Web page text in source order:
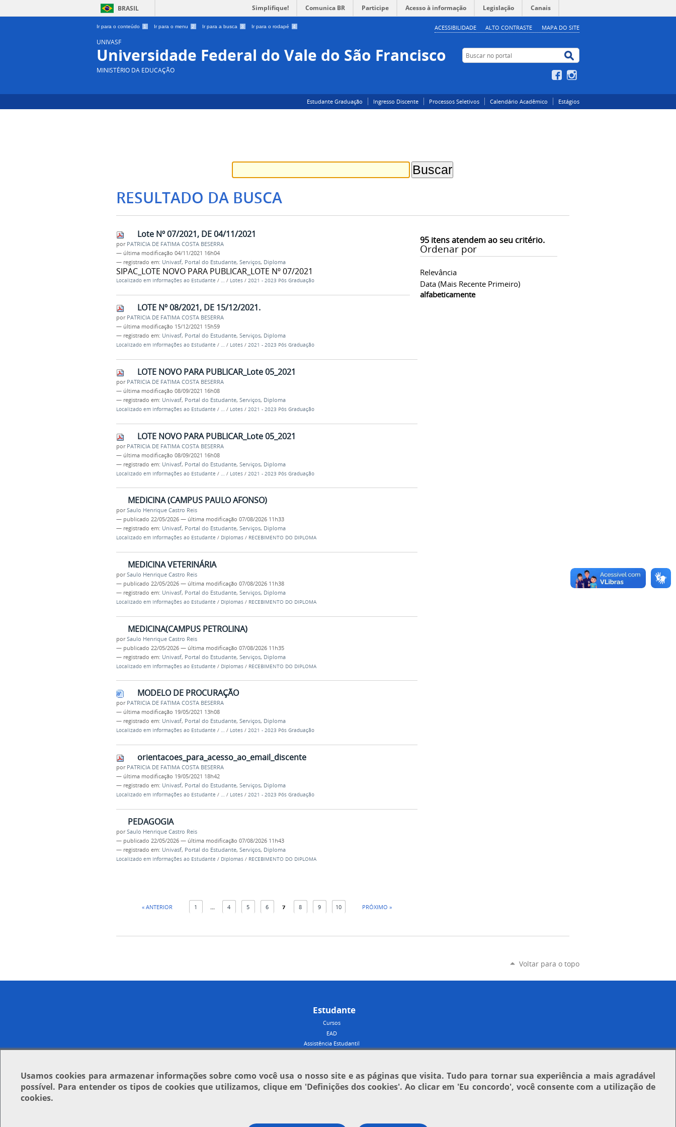
BRASIL Simplifique! Comunica BR Participe Acesso à informação Legislação Canais
Ir para o conteúdo 1 Ir para o menu 2 Ir para a busca 3 Ir para o rodapé 4 ACESSIBILIDADE ALTO CONTRASTE MAPA DO SITE
UNIVASF
Universidade Federal do Vale do São Francisco
MINISTÉRIO DA EDUCAÇÃO
Buscar no portal
Facebook
Estudante Graduação Ingresso Discente Processos Seletivos Calendário Acadêmico Estágios
RESULTADO DA BUSCA
95itens atendem ao seu critério.
Ordenar por
Relevância
Data (mais Recente Primeiro)
alfabeticamente
Lote Nº 07/2021, DE 04/11/2021
por PATRICIA DE FATIMA COSTA BESERRA
— última modificação 04/11/2021 16h04
— registrado em: Univasf, Portal do Estudante, Serviços, Diploma
SIPAC_LOTE NOVO PARA PUBLICAR_LOTE Nº 07/2021
Localizado em Informações ao Estudante / … / Lotes / 2021 - 2023 Pós Graduação
LOTE Nº 08/2021, DE 15/12/2021.
por PATRICIA DE FATIMA COSTA BESERRA
— última modificação 15/12/2021 15h59
— registrado em: Univasf, Portal do Estudante, Serviços, Diploma
Localizado em Informações ao Estudante / … / Lotes / 2021 - 2023 Pós Graduação
LOTE NOVO PARA PUBLICAR_Lote 05_2021
por PATRICIA DE FATIMA COSTA BESERRA
— última modificação 08/09/2021 16h08
— registrado em: Univasf, Portal do Estudante, Serviços, Diploma
Localizado em Informações ao Estudante / … / Lotes / 2021 - 2023 Pós Graduação
LOTE NOVO PARA PUBLICAR_Lote 05_2021
por PATRICIA DE FATIMA COSTA BESERRA
— última modificação 08/09/2021 16h08
— registrado em: Univasf, Portal do Estudante, Serviços, Diploma
Localizado em Informações ao Estudante / / Lotes / 2021 - 2023 Pós Graduação
MEDICINA (CAMPUS PAULO AFONSO)
porSaulo Henrique Castro Reis
— publicado 22/05/2026 — última modificação 07/08/2026 11h33
— registrado em: Univasf, Portal do Estudante, Serviços, Diploma
Localizado em Informações ao Estudante / Diplomas / RECEBIMENTO DO DIPLOMA
MEDICINA VETERINÁRIA
porSaulo Henrique Castro Reis
— publicado 22/05/2026 — última modificação 07/08/2026 11h38
— registrado em: Univasf, Portal do Estudante, Serviços, Diploma
Localizado em Informações ao Estudante / Diplomas / RECEBIMENTO DO DIPLOMA
MEDICINA(CAMPUS PETROLINA)
porSaulo Henrique Castro Reis
— publicado 22/05/2026 — última modificação 07/08/2026 11h35
— registrado em: Univasf, Portal do Estudante, Serviços, Diploma
Localizado em Informações ao Estudante / Diplomas / RECEBIMENTO DO DIPLOMA
MODELO DE PROCURAÇÃO
por PATRICIA DE FATIMA COSTA BESERRA
— última modificação 19/05/2021 13h08
— registrado em: Univasf, Portal do Estudante, Serviços, Diploma
Localizado em Informações ao Estudante / … / Lotes / 2021 - 2023 Pós Graduação
orientacoes_para_acesso_ao_email_discente
por PATRICIA DE FATIMA COSTA BESERRA
— última modificação 19/05/2021 18h42
— registrado em: Univasf, Portal do Estudante, Serviços, Diploma
Localizado em Informações ao Estudante / … / Lotes / 2021 - 2023 Pós Graduação
PEDAGOGIA
porSaulo Henrique Castro Reis
— publicado 22/05/2026 — última modificação 07/08/2026 11h43
— registrado em: Univasf, Portal do Estudante, Serviços, Diploma
Localizado em Informações ao Estudante / Diplomas / RECEBIMENTO DO DIPLOMA
« ANTERIOR 1 4 5 6 7 8 9 10 PRÓXIMO »
Voltar para o topo
Estudante
Cursos
EAD
Assistência Estudantil
Usamoscookies para armazenar informações sobre como você usa o nosso site e as páginas que visita. Tudo para tornar sua experiência a mais agradável
possível. Para entender os tipos de cookies que utilizamos, clique em 'Definições dos cookies'. Ao clicar em 'Eu concordo', você consente com a utilização de
cookies.